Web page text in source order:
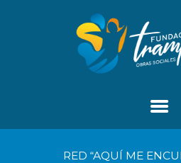
RED “AQUÍ ME